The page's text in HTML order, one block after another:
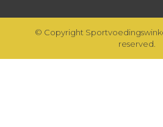
© Copyright
reserved.